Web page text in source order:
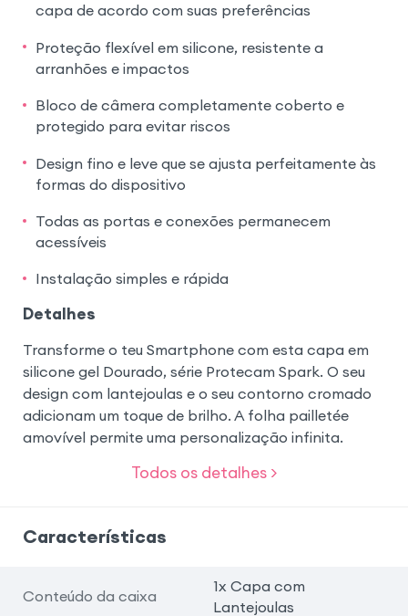
capa de acordo com suas preferências
Proteção flexível em silicone, resistente a
arranhões e impactos
Bloco de câmera completamente coberto e
protegido para evitar riscos
Design fino e leve que se ajusta perfeitamente às
formas do dispositivo
Todas as portas e conexões permanecem
acessíveis
Instalação simples e rápida
Detalhes
Transforme o teu Smartphone com esta capa em
silicone gel Dourado, série Protecam Spark. O seu
design com lantejoulas e o seu contorno cromado
adicionam um toque de brilho. A folha pailletée
amovível permite uma personalização infinita.
Todos os detalhes >
Características
Conteúdo da caixa
1x Capa com
Lantejoulas